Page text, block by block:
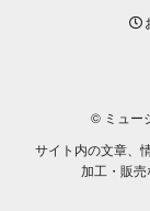
© ミュー
サイト内の文章、
加工・販売